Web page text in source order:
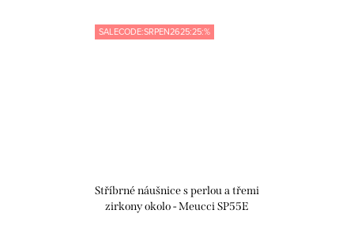
SALECODE:SRPEN2625:25:%
Stříbrné náušnice s perlou a třemi
zirkony okolo - Meucci SP55E